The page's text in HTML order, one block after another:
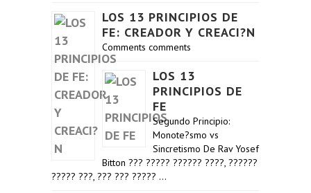
LOS 13 PRINCIPIOS DE
FE: CREADOR Y CREACI?N
Comments comments
LOS 13
PRINCIPIOS DE
FE
Segundo Principio:
Monote?smo vs
Sincretismo De Rav Yosef
Bitton ??? ????? ?????? ????, ??????
????? ???, ??? ??? ????? …